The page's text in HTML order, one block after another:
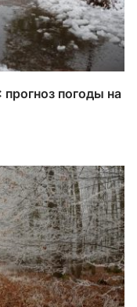
прогноз погоды на